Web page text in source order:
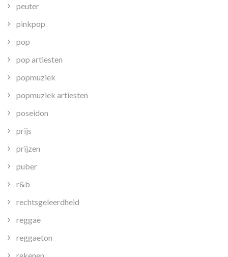
peuter
pinkpop
pop
pop artiesten
popmuziek
popmuziek artiesten
poseidon
prijs
prijzen
puber
r&b
rechtsgeleerdheid
reggae
reggaeton
rekenen